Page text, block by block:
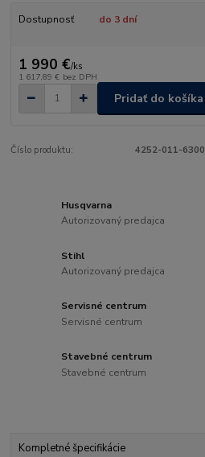
Dostupnosť do 3 dní
1 990 €/ks
1 617,89 € bez DPH
Pridať do košíka
Číslo produktu: 4252-011-6300
Husqvarna
Autorizovaný predajca
Stihl
Autorizovaný predajca
Servisné centrum
Servisné centrum
Stavebné centrum
Stavebné centrum
Kompletné špecifikácie